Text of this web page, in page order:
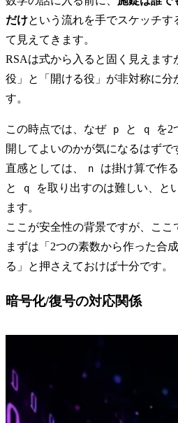
だけという流れを手でスケッチ
て見えてきます。
RSAは式から入ると固く見えます
役」と「開ける役」が非対称に分
す。
この時点では、なぜ p と q を2
開してよいのかが気になるはずで
直感としては、
n は掛け算で作
と q
を取り出すのは難しい、と
ます。
ここが安全性の背景ですが、ここ
まずは「2つの素数から作った合
る」と押さえておけば十分です。
暗号化/復号の対応関係